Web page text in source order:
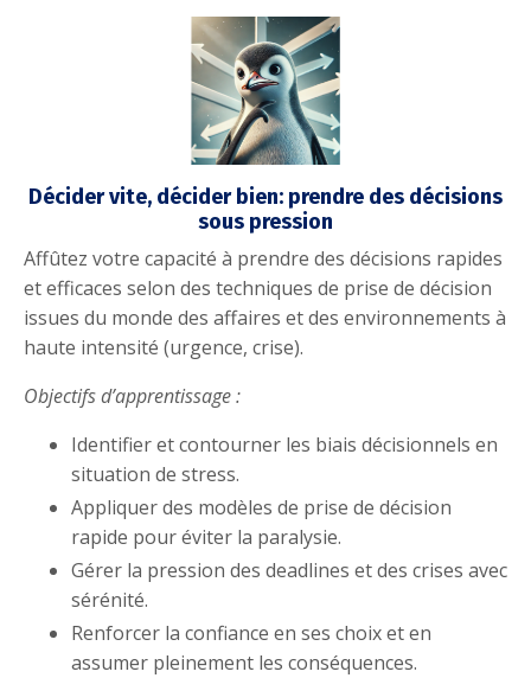
Décider vite, décider bien: prendre des décisions
sous pression
Affûtez votre capacité à prendre des décisions rapides
et efficaces selon des techniques de prise de décision
issues du monde des affaires et des environnements à
haute intensité (urgence, crise).
Objectifs d’apprentissage :
Identifier et contourner les biais décisionnels en
situation de stress.
Appliquer des modèles de prise de décision
rapide pour éviter la paralysie.
Gérer la pression des deadlines et des crises avec
sérénité.
Renforcer la confiance en ses choix et en
assumer pleinement les conséquences.